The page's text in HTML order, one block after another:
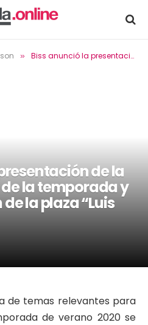
» Biss anunció la presentación de la segunda etapa de la temporada y la inauguración de la plaza “Luis Piedrabuena”
de la
la temporada y
la plaza “Luis
de temas relevantes para
de verano 2020 se